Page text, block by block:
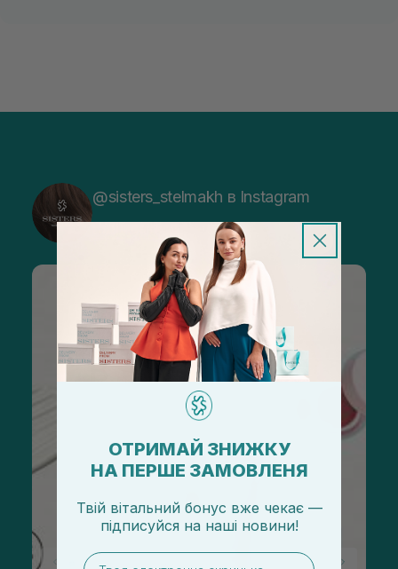
@sisters_stelmakh в Instagram
ОТРИМАЙ ЗНИЖКУ
НА ПЕРШЕ ЗАМОВЛЕНЯ
Твій вітальний бонус вже чекає —
підписуйся на наші новини!
email